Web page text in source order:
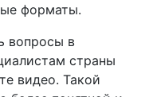
форматы.
вопросы в
страны
видео. Такой